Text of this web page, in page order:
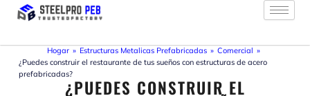
contenido
Hogar » Estructuras Metalicas Prefabricadas » Comercial »
¿Puedes construir el restaurante de tus sueños con estructuras de acero
prefabricadas?
¿PUEDES CONSTRUIR EL